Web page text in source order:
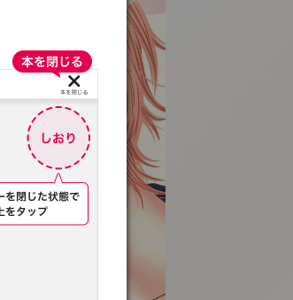
:692.15.692.936:t-vnqp.lunrzsdszk.vn.oi